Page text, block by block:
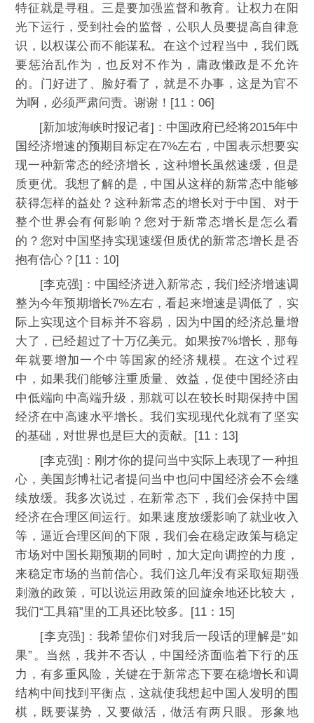
特征就是寻租。三是要加强监督和教育。让权力在阳
光下运行，受到社会的监督，公职人员要提高自律意
识，以权谋公而不能谋私。在这个过程当中，我们既
要惩治乱作为，也反对不作为，庸政懒政是不允许
的。门好进了、脸好看了，就是不办事，这是为官不
为啊，必须严肃问责。谢谢！[11：06]
[新加坡海峡时报记者]：中国政府已经将2015年中
国经济增速的预期目标定在7%左右，中国表示想要实
现一种新常态的经济增长，这种增长虽然速缓，但是
质更优。我想了解的是，中国从这样的新常态中能够
获得怎样的益处？这种新常态的增长对于中国、对于
整个世界会有何影响？您对于新常态增长是怎么看
的？您对中国坚持实现速缓但质优的新常态增长是否
抱有信心？[11：10]
[李克强]：中国经济进入新常态，我们经济增速调
整为今年预期增长7%左右，看起来增速是调低了，实
际上实现这个目标并不容易，因为中国的经济总量增
大了，已经超过了十万亿美元。如果按7%增长，那每
年就要增加一个中等国家的经济规模。在这个过程
中，如果我们能够注重质量、效益，促使中国经济由
中低端向中高端升级，那就可以在较长时期保持中国
经济在中高速水平增长。我们实现现代化就有了坚实
的基础，对世界也是巨大的贡献。[11：13]
[李克强]：刚才你的提问当中实际上表现了一种担
心，美国彭博社记者提问当中也问中国经济会不会继
续放缓。我多次说过，在新常态下，我们会保持中国
经济在合理区间运行。如果速度放缓影响了就业收入
等，逼近合理区间的下限，我们会在稳定政策与稳定
市场对中国长期预期的同时，加大定向调控的力度，
来稳定市场的当前信心。我们这几年没有采取短期强
刺激的政策，可以说运用政策的回旋余地还比较大，
我们“工具箱”里的工具还比较多。[11：15]
[李克强]：我希望你们对我后一段话的理解是“如
果”。当然，我并不否认，中国经济面临着下行的压
力，有多重风险，关键在于新常态下要在稳增长和调
结构中间找到平衡点，这就使我想起中国人发明的围
棋，既要谋势，又要做活，做活有两只眼。形象地